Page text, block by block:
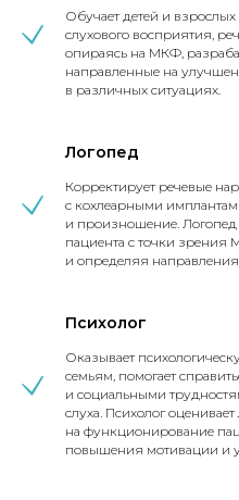
Обучает детей и
слухового восприятия,
опираясь на МКФ,
направленные на
в различных ситуациях.
Логопед
Корректирует речевые
с кохлеарными
и произношение.
пациента с точки
и определяя
Психолог
Оказывает
семьям, помогает
и социальными
слуха. Психолог
на функционирование
повышения мотивации и